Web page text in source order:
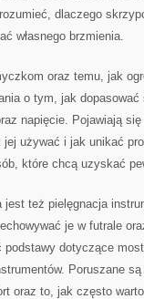
dlaczego
własnego brzmienia.
oraz temu, jak
o tym, jak
napięcie. Pojawiają
używać i jak unikać
które chcą uzyskać
też pielęgnacja
je w futrale
dotyczące
Poruszane
oraz to, jak często